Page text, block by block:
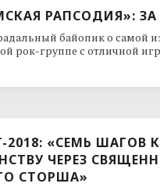
РАПСОДИЯ»:
байопик о самой
рок-группе с отличной
2018: «СЕМЬ ШАГОВ
ЧЕРЕЗ
СТОРША»